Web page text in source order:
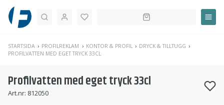
Sök
STARTSIDA PROFILREKLAM KONTOR & PROFIL
DRYCK & TILLTUGG
PROFILVATTEN MED EGET TRYCK 33CL
Profilvatten med eget tryck 33cl
Art.nr: 812050